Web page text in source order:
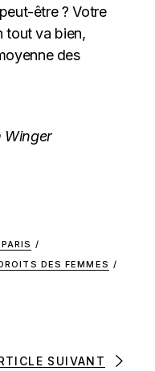
être ? Votre
tout va bien,
des
Winger
/
DES FEMMES /
SUIVANT